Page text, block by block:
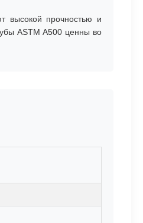
высокой прочностью и
ASTM A500 ценны во